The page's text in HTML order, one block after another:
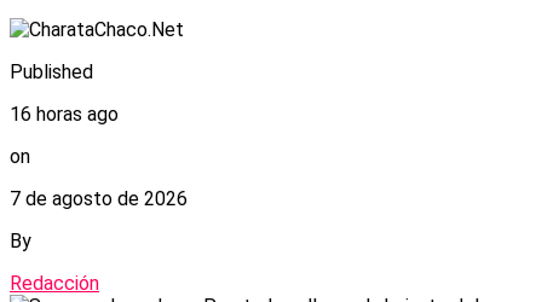
Published
16 horas ago
on
7 de agosto de 2026
By
Redacción